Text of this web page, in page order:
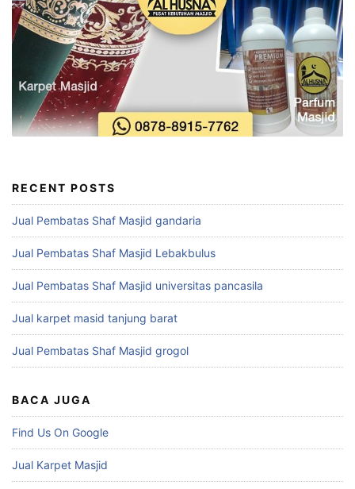
RECENT POSTS
Jual Pembatas Shaf Masjid gandaria
Jual Pembatas Shaf Masjid Lebakbulus
Jual Pembatas Shaf Masjid universitas pancasila
Jual karpet masid tanjung barat
Jual Pembatas Shaf Masjid grogol
BACA JUGA
Find Us On Google
Jual Karpet Masjid